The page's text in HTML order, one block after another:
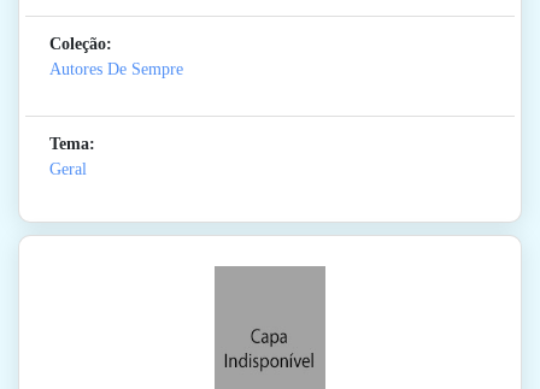
Coleção:
Autores De Sempre
Tema:
Geral